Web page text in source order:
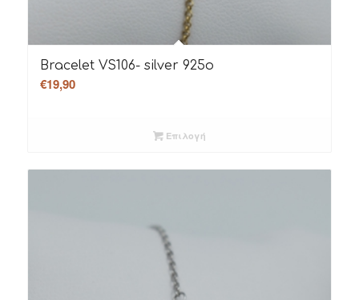
Bracelet VS106- silver 925o
€19,90
Επιλογή